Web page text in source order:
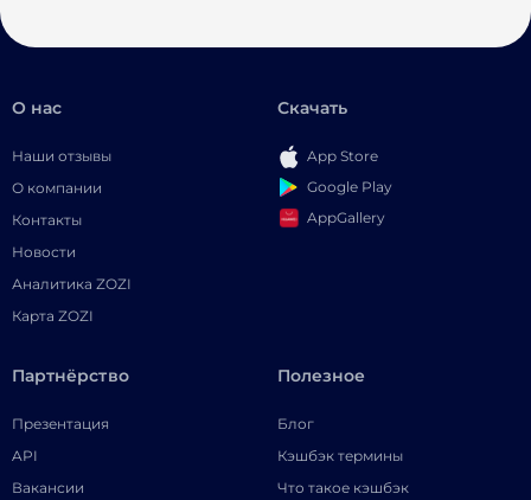
О нас
Наши отзывы
О компании
Контакты
Новости
Аналитика ZOZI
Карта ZOZI
Скачать
App Store
Google Play
AppGallery
Партнёрство
Презентация
API
Вакансии
Полезное
Блог
Кэшбэк термины
Что такое кэшбэк